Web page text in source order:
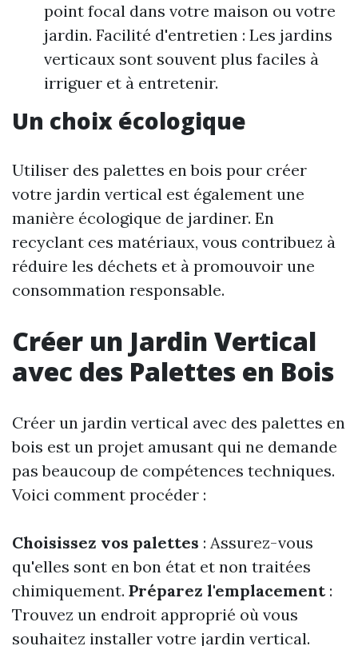
point focal dans votre maison ou votre
jardin. Facilité d'entretien : Les jardins
verticaux sont souvent plus faciles à
irriguer et à entretenir.
Un choix écologique
Utiliser des palettes en bois pour créer
votre jardin vertical est également une
manière écologique de jardiner. En
recyclant ces matériaux, vous contribuez à
réduire les déchets et à promouvoir une
consommation responsable.
Créer un Jardin Vertical
avec des Palettes en Bois
Créer un jardin vertical avec des palettes en
bois est un projet amusant qui ne demande
pas beaucoup de compétences techniques.
Voici comment procéder :
Choisissez vos palettes : Assurez-vous
qu'elles sont en bon état et non traitées
chimiquement. Préparez l'emplacement:
Trouvez un endroit approprié où vous
souhaitez installer votre jardin vertical.